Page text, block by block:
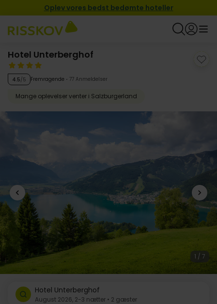
Oplev vores bedst bedømte hoteller
Hotel Unterberghof
4.5/5 Fremragende 77 Anmeldelser
Mange oplevelser venter i Salzburgerland
1 / 7
Hotel Unterberghof
August 2026, 2-3 nætter • 2 gæster